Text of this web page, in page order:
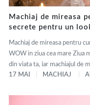
Machiaj de mireasa
secrete pentru un
Machiaj de mireasa pentru
WOW in ziua cea mare Ziua
din viata ta, iar machiajul de
17 MAI
MACHIAJ